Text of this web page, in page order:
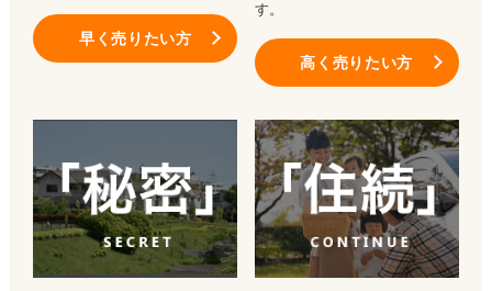
早く売りたい方
す。
高く売りたい方